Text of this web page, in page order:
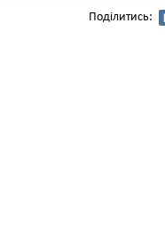
Поділитись: